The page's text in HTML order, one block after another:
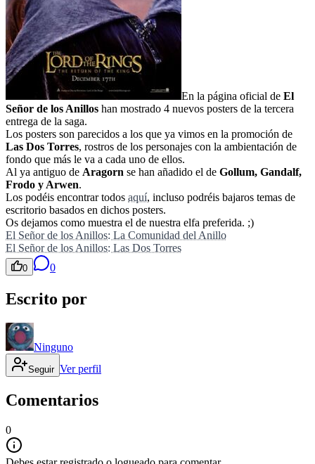
En la página oficial de El
Señor de los Anillos han mostrado 4 nuevos posters de la tercera
entrega de la saga.
Los posters son parecidos a los que ya vimos en la promoción de
Las Dos Torres, rostros de los personajes con la ambientación de
fondo que más le va a cada uno de ellos.
Al ya antiguo de Aragorn se han añadido el de Gollum, Gandalf,
Frodo y Arwen.
Los podéis encontrar todos aquí, incluso podréis bajaros temas de
escritorio basados en dichos posters.
Os dejamos como muestra el de nuestra elfa preferida. ;)
El Señor de los Anillos: La Comunidad del Anillo
El Señor de los Anillos: Las Dos Torres
0 0
Escrito por
Ninguno
Seguir Ver perfil
Comentarios
0